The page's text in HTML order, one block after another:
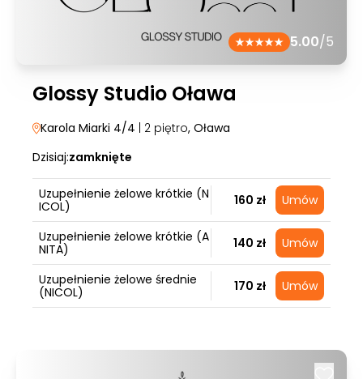
5.00/5
Glossy Studio Oława
Karola Miarki 4/4 | 2 piętro, Oława
Dzisiaj:zamknięte
Uzupełnienie żelowe krótkie (N
ICOL)
160 zł Umów
Uzupełnienie żelowe krótkie (A
NITA)
140 zł Umów
Uzupełnienie żelowe średnie
(NICOL)
170 zł Umów